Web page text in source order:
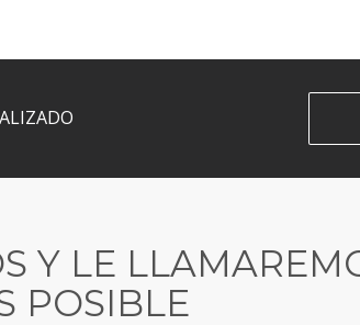
Y LE
POSIBLE